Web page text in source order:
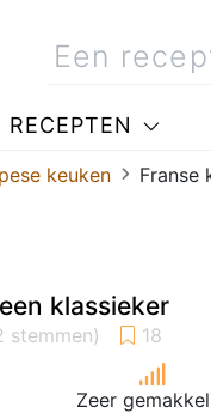
RECEPTEN
keuken Franse
klassieker
Zeer